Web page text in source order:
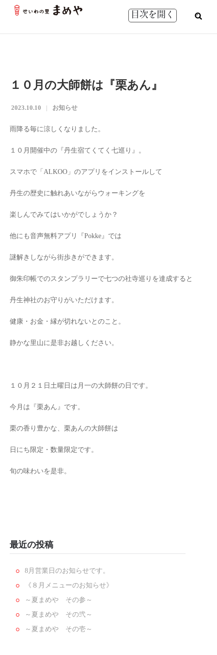
目次を開く
１０月の大師餅は『栗あん』
2023.10.10 お知らせ
雨降る毎に涼しくなりました。
１０月開催中の『丹生宿てくてく七巡り』。
スマホで「ALKOO」のアプリをインストールして
丹生の歴史に触れあいながらウォーキングを
楽しんでみてはいかがでしょうか？
他にも音声無料アプリ『Pokke』では
謎解きしながら街歩きができます。
御朱印帳でのスタンプラリーで七つの社寺巡りを達成すると
丹生神社のお守りがいただけます。
健康・お金・縁が切れないとのこと。
静かな里山に是非お越しください。
１０月２１日土曜日は月一の大師餅の日です。
今月は『栗あん』です。
栗の香り豊かな、栗あんの大師餅は
日にち限定・数量限定です。
旬の味わいを是非。
最近の投稿
8月営業日のお知らせです。
《８月メニューのお知らせ》
～夏まめや その参～
～夏まめや その弐～
～夏まめや その壱～